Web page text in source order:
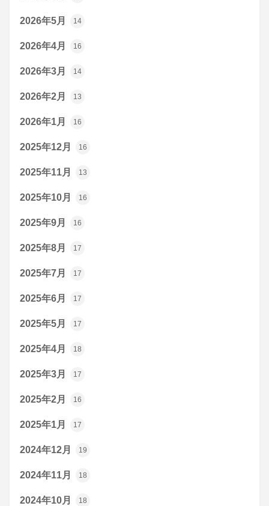
2026年5月 14
2026年4月 16
2026年3月 14
2026年2月 13
2026年1月 16
2025年12月 16
2025年11月 13
2025年10月 16
2025年9月 16
2025年8月 17
2025年7月 17
2025年6月 17
2025年5月 17
2025年4月 18
2025年3月 17
2025年2月 16
2025年1月 17
2024年12月 19
2024年11月 18
2024年10月 18